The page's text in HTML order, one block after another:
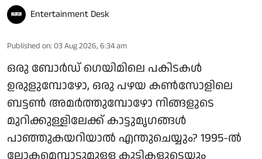
Entertainment Desk
Published on: 03 Aug 2026, 6:34 am
ഒരു ബോര്‍ഡ് ഗെയിമിലെ പകിടകള്‍
ഉരുളുമ്പോഴോ, ഒരു പഴയ കണ്‍സോളിലെ
ബട്ടണ്‍ അമര്‍ത്തുമ്പോഴോ നിങ്ങളുടെ
മുറിക്കുള്ളിലേക്ക് കാട്ടുമൃഗങ്ങള്‍
പാഞ്ഞുകയറിയാല്‍ എന്തുചെയ്യും? 1995-ല്‍
ലോകമെമ്പാടുമുള്ള കുട്ടികളുടെയും